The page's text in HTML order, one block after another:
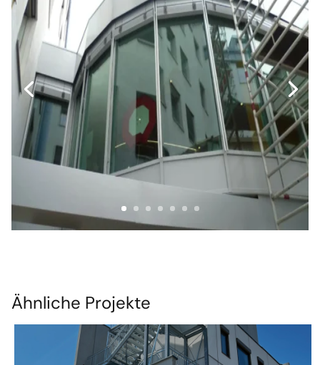
Ähnliche Projekte